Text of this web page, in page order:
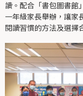
讀。配合「書包圖書館
一年級家長舉辦，讓家
閱讀習慣的方法及選擇